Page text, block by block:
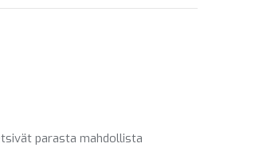
parasta mahdollista